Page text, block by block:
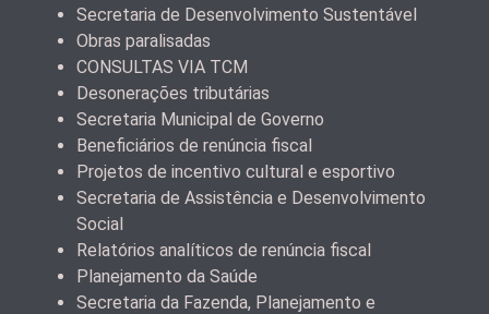
Secretaria de Desenvolvimento Sustentável
Obras paralisadas
CONSULTAS VIA TCM
Desonerações tributárias
Secretaria Municipal de Governo
Beneficiários de renúncia fiscal
Projetos de incentivo cultural e esportivo
Secretaria de Assistência e Desenvolvimento
Social
Relatórios analíticos de renúncia fiscal
Planejamento da Saúde
Secretaria da Fazenda, Planejamento e